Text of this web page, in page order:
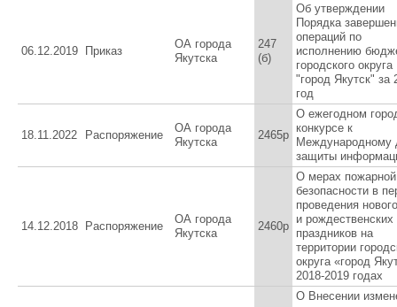
06.12.2019 Приказ
ОА города
Якутска
247
(б)
Об утверждении
Порядка
операций по
исполнению
городского округа
"город Якутск" за
год
18.11.2022 Распоряжение
ОА города
Якутска
2465р
О ежегодном
конкурсе к
Международному
защиты
14.12.2018 Распоряжение
ОА города
Якутска
2460р
О мерах пожарной
безопасности в
проведения
и рождественских
праздников на
территории
округа «город
2018-2019 годах
О Внесении